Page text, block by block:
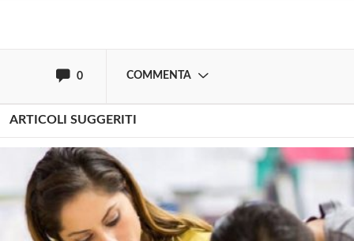
0 COMMENTA
ARTICOLI SUGGERITI